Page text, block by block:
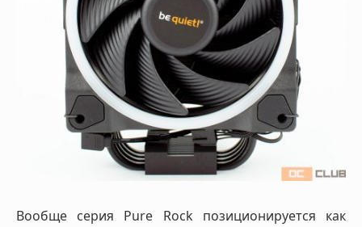
Вообще серия Pure Rock позиционируется как